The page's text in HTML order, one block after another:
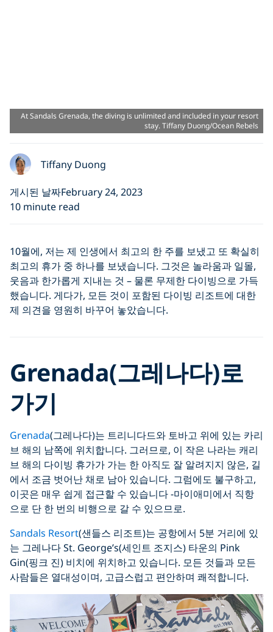
At Sandals Grenada, the diving is unlimited and included in your resort
stay. Tiffany Duong/Ocean Rebels
Tiffany Duong
게시된 날짜February 24, 2023
10 minute read
10월에, 저는 제 인생에서 최고의 한 주를 보냈고 또 확실히
최고의 휴가 중 하나를 보냈습니다. 그것은 놀라움과 일몰,
웃음과 한가롭게 지내는 것 – 물론 무제한 다이빙으로 가득
했습니다. 게다가, 모든 것이 포함된 다이빙 리조트에 대한
제 의견을 영원히 바꾸어 놓았습니다.
Grenada(그레나다)로
가기
Grenada(그레나다)는 트리니다드와 토바고 위에 있는 카리
브 해의 남쪽에 위치합니다. 그러므로, 이 작은 나라는 캐리
브 해의 다이빙 휴가가 가는 한 아직도 잘 알려지지 않은, 길
에서 조금 벗어난 채로 남아 있습니다. 그럼에도 불구하고,
이곳은 매우 쉽게 접근할 수 있습니다 -마이애미에서 직항
으로 단 한 번의 비행으로 갈 수 있으므로.
Sandals Resort(샌들스 리조트)는 공항에서 5분 거리에 있
는 그레나다 St. George’s(세인트 조지스) 타운의 Pink
Gin(핑크 진) 비치에 위치하고 있습니다. 모든 것들과 모든
사람들은 열대성이며, 고급스럽고 편안하며 쾌적합니다.